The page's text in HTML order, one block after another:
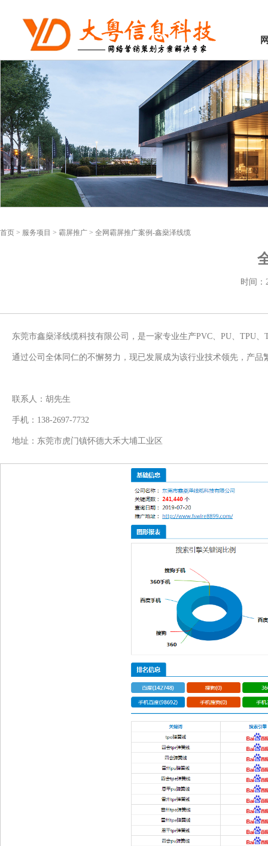
首页 > 服务项目 > 霸屏推广 > 全网霸屏推广案例-鑫燊泽线缆
时间：
东莞市鑫燊泽线缆科技有限公司，是一家专业生产PVC、PU、TPU
通过公司全体同仁的不懈努力，现已发展成为该行业技术领先，产
联系人：胡先生
手机：138-2697-7732
地址：东莞市虎门镇怀德大禾大埔工业区